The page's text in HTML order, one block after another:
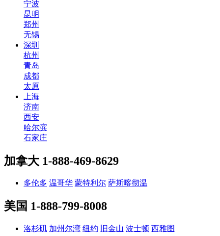
宁波
昆明
郑州
无锡
深圳
杭州
青岛
成都
太原
上海
济南
西安
哈尔滨
石家庄
加拿大 1-888-469-8629
多伦多 温哥华 蒙特利尔 萨斯喀彻温
美国 1-888-799-8008
洛杉矶 加州尔湾 纽约 旧金山 波士顿 西雅图